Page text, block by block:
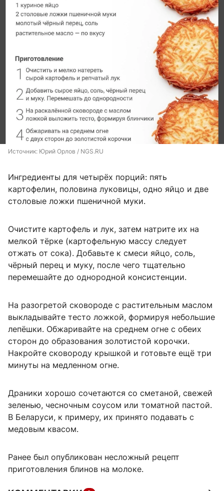
Источник: Юрий Орлов / NGS.RU
Ингредиенты для четырёх порций: пять
картофелин, половина луковицы, одно яйцо и две
столовые ложки пшеничной муки.
Очистите картофель и лук, затем натрите их на
мелкой тёрке (картофельную массу следует
отжать от сока). Добавьте к смеси яйцо, соль,
чёрный перец и муку, после чего тщательно
перемешайте до однородной консистенции.
На разогретой сковороде с растительным маслом
выкладывайте тесто ложкой, формируя небольшие
лепёшки. Обжаривайте на среднем огне с обеих
сторон до образования золотистой корочки.
Накройте сковороду крышкой и готовьте ещё три
минуты на медленном огне.
Драники хорошо сочетаются со сметаной, свежей
зеленью, чесночным соусом или томатной пастой.
В Беларуси, к примеру, их принято подавать с
медовым квасом.
Ранее был опубликован несложный рецепт
приготовления блинов на молоке.